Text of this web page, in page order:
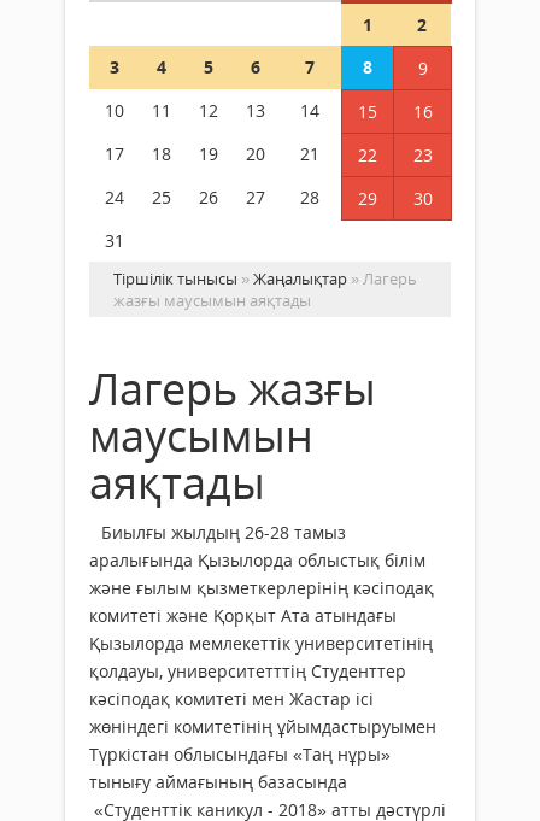
1
2
3
4 5 6 7 8
9
10
11 12 13 14 15
16
17
18 19 20 21 22
23
24
25 26 27 28 29
30
31
Тіршілік тынысы »Жаңалықтар » Лагерь
жазғы маусымын аяқтады
Лагерь жазғы
маусымын
аяқтады
Биылғы жылдың 26-28 тамыз
аралығында Қызылорда облыстық білім
және ғылым қызметкерлерінің кәсіподақ
комитеті және Қорқыт Ата атындағы
Қызылорда мемлекеттік университетінің
қолдауы, университетттің Студенттер
кәсіподақ комитеті мен Жастар ісі
жөніндегі комитетінің ұйымдастыруымен
Түркістан облысындағы «Таң нұры»
тынығу аймағының базасында
«Студенттік каникул - 2018» атты дәстүрлі